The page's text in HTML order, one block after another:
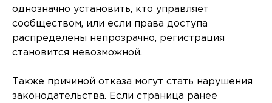
однозначно установить, кто управляет
сообществом, или если права доступа
распределены непрозрачно, регистрация
становится невозможной.
Также причиной отказа могут стать нарушения
законодательства. Если страница ранее